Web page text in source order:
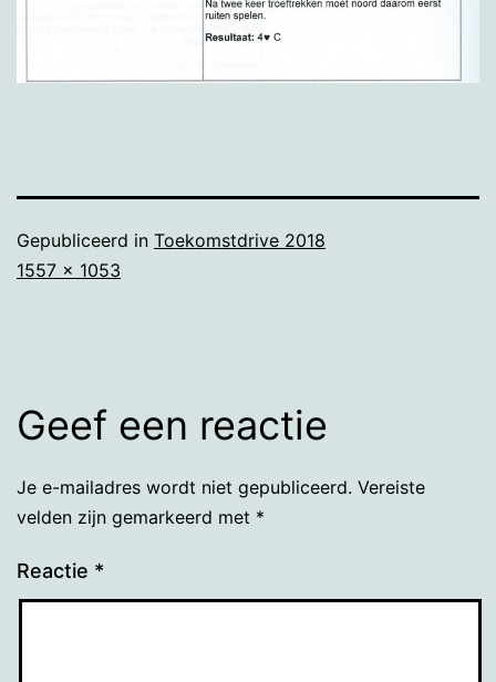
Gepubliceerd in Toekomstdrive 2018
Volledige
1557 × 1053
Geef een reactie
Je e-mailadres wordt niet gepubliceerd. Vereiste
velden zijn gemarkeerd met *
Reactie *